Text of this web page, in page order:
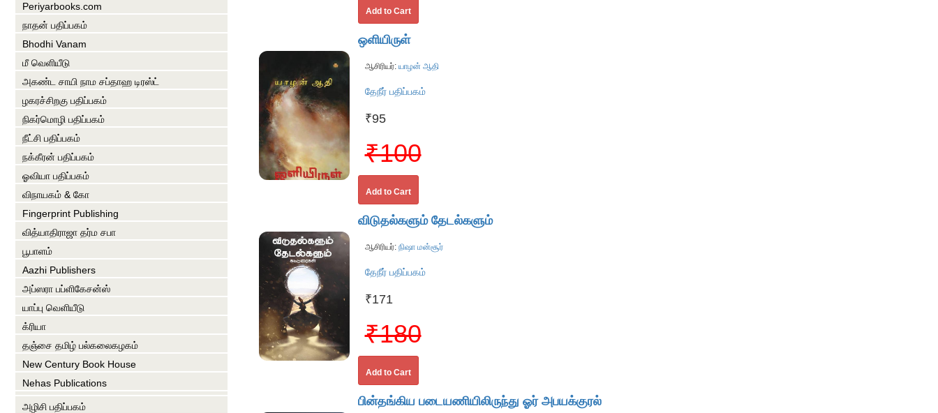
Periyarbooks.com
நாதன் பதிப்பகம்
Bhodhi Vanam
மீ வெளியீடு
அகண்ட சாயி நாம சப்தாஹ டிரஸ்ட்
ழகரச்சிறகு பதிப்பகம்
நிகர்மொழி பதிப்பகம்
நீட்சி பதிப்பகம்
நக்கீரன் பதிப்பகம்
ஓவியா பதிப்பகம்
விநாயகம் & கோ
Fingerprint Publishing
வித்யாதிராஜா தர்ம சபா
பூபாளம்
Aazhi Publishers
அப்ஸரா பப்ளிகேசன்ஸ்
யாப்பு வெளியீடு
க்ரியா
தஞ்சை தமிழ் பல்கலைகழகம்
New Century Book House
Nehas Publications
அழிசி பதிப்பகம்
Add to Cart
ஒளியிருள்
ஆசிரியர்:யாழன் ஆதி
தேநீர் பதிப்பகம்
₹95
₹100
Add to Cart
விடுதல்களும் தேடல்களும்
ஆசிரியர்:நிஷா மன்சூர்
தேநீர் பதிப்பகம்
₹171
₹180
Add to Cart
பின்தங்கிய படையணியிலிருந்து ஓர் அபயக்குரல்